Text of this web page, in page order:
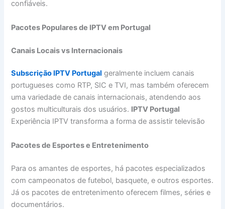
confiáveis.
Pacotes Populares de IPTV em Portugal
Canais Locais vs Internacionais
Subscrição IPTV Portugal geralmente incluem canais
portugueses como RTP, SIC e TVI, mas também oferecem
uma variedade de canais internacionais, atendendo aos
gostos multiculturais dos usuários. IPTV Portugal
Experiência IPTV transforma a forma de assistir televisão
Pacotes de Esportes e Entretenimento
Para os amantes de esportes, há pacotes especializados
com campeonatos de futebol, basquete, e outros esportes.
Já os pacotes de entretenimento oferecem filmes, séries e
documentários.